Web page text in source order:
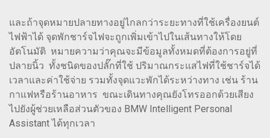
และถ้าจุดหมายปลายทางอยู่ไกลกว่าระยะทางที่ใช้เครื่องยนต์
ไฟฟ้าได้ จุดพักชาร์จไฟจะถูกเพิ่มเข้าไปในเส้นทางให้โดย
อัตโนมัติ หมายความว่าคุณจะมีข้อมูลทั้งหมดที่ต้องการอยู่ที่
ปลายนิ้ว ทั้งชนิดของปลั๊กที่ใช้ ปริมาณกระแสไฟที่ใช้ชาร์จได้
เวลาและค่าใช้จ่าย รวมทั้งจุดแวะพักได้ระหว่างทาง เช่น ร้าน
กาแฟหรือร้านอาหาร ขณะเดินทางคุณยังโทรออกด้วยเสียง
ไปยังผู้ช่วยเหลือส่วนตัวของ BMW Intelligent Personal
Assistant ได้ทุกเวลา